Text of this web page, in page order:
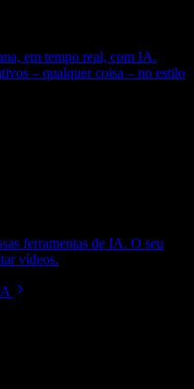
em tempo real, com IA.
– qualquer coisa – no estilo
ferramentas de IA. O seu
vídeos.